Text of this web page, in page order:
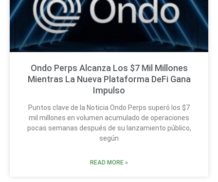
Ondo Perps Alcanza Los $7 Mil Millones
Mientras La Nueva Plataforma DeFi Gana
Impulso
Puntos clave de la Noticia Ondo Perps superó los $7
mil millones en volumen acumulado de operaciones
pocas semanas después de su lanzamiento público,
según
READ MORE »